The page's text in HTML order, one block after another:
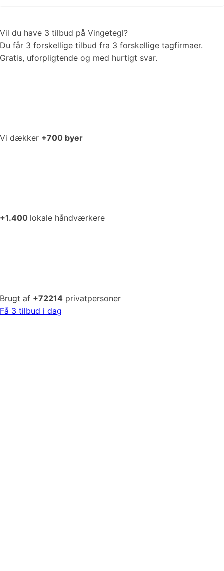
Vil du have 3 tilbud på Vingetegl?
Du får 3 forskellige tilbud fra 3 forskellige tagfirmaer.
Gratis, uforpligtende og med hurtigt svar.
Vi dækker +700 byer
+1.400 lokale håndværkere
Brugt af +72214 privatpersoner
Få 3 tilbud i dag